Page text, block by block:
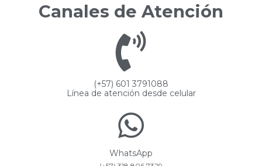
Canales de Atención
(+57) 601 3791088
Línea de atención desde celular
WhatsApp